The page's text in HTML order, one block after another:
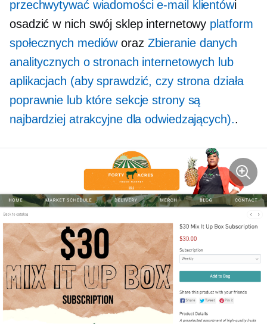
przechwytywać wiadomości e-mail klientówi
osadzić w nich swój sklep internetowy platform
społecznych medióworaz Zbieranie danych
analitycznych o stronach internetowych lub
aplikacjach (aby sprawdzić, czy strona działa
poprawnie lub które sekcje strony są
najbardziej atrakcyjne dla odwiedzających)..